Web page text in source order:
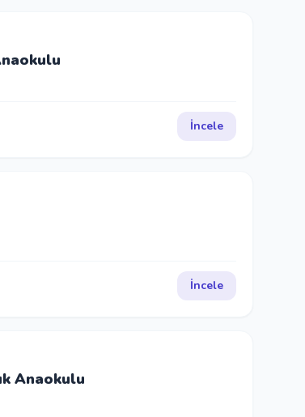
İncele
İncele
Anaokulu